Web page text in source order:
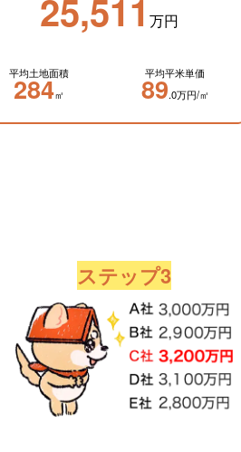
25,511万円
平均土地面積
284㎡
平均平米単価
89.0万円/㎡
ステップ3